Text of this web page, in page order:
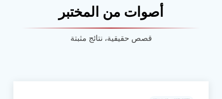
أصوات من المختبر
قصص حقيقية، نتائج مثبتة